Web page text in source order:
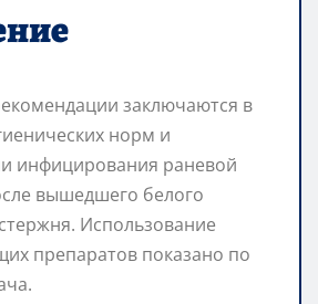
заключаются в
норм и
инфицирования раневой
вышедшего белого
Использование
препаратов показано по